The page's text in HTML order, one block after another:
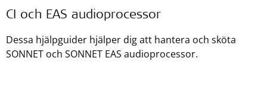
CI och EAS audioprocessor
Dessa hjälpguider hjälper dig att hantera och sköta
SONNET och SONNET EAS audioprocessor.